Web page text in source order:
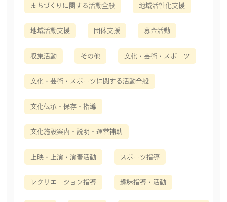
まちづくりに関する活動全般 地域活性化支援
地域活動支援 団体支援 募金活動
収集活動 その他 文化・芸術・スポーツ
文化・芸術・スポーツに関する活動全般
文化伝承・保存・指導
文化施設案内・説明・運営補助
上映・上演・演奏活動 スポーツ指導
レクリエーション指導 趣味指導・活動